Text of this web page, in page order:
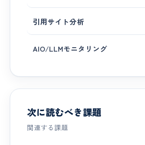
引用サイト分析
AIO/LLMモニタリング
次に読むべき課題
関連する課題